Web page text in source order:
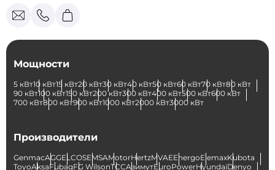
Мощности
5 кВт10 кВт15 кВт20 кВт30 кВт40 кВт50 кВт60 кВт70 кВт80 кВт
90 кВт100 кВт150 кВт200 кВт300 кВт400 кВт500 кВт600 кВт
700 кВт800 кВт900 кВт1000 кВт2000 кВт3000 кВт
Производители
GenmacAGGELCOSEMSAMotorHertzMVAEEnergoElemaxKubota
ToyoAksaFubagFG WilsonТССАзимутEuroPowerHyundaiDenyo